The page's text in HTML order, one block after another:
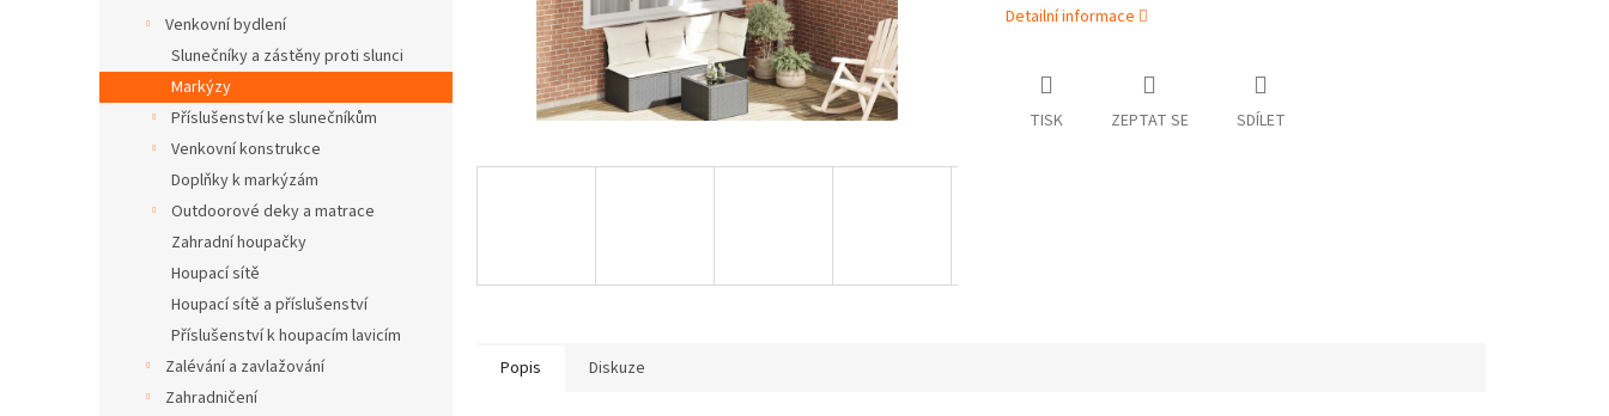
Venkovní bydlení
Slunečníky a zástěny proti slunci
Markýzy
Příslušenství ke slunečníkům
Venkovní konstrukce
Doplňky k markýzám
Outdoorové deky a matrace
Zahradní houpačky
Houpací sítě
Houpací sítě a příslušenství
Příslušenství k houpacím lavicím
Zalévání a zavlažování
Zahradničení
Detailní informace
TISK ZEPTAT SE SDÍLET
Popis Diskuze